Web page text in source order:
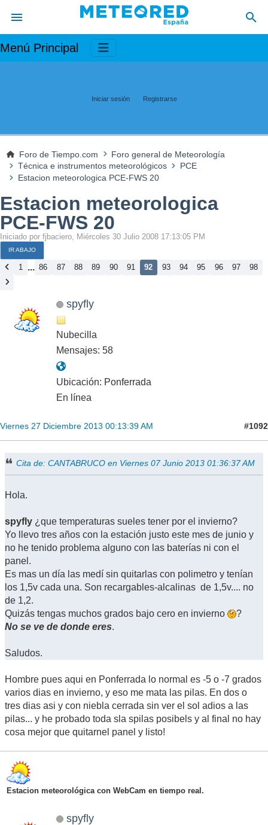
Menú Principal
Iniciar sesión Registrarse
Foro de Tiempo.com
Foro general de Meteorología
Técnica e instrumentos meteorológicos
PCE
Estacion meteorologica PCE-FWS 20
Estacion meteorologica
PCE-FWS 20
Iniciado por fjbaciero, Miércoles 30 Julio 2008 17:13:05 PM
IR ABAJO
1 ... 86 87 88 89 90 91 92 93 94 95 96 97 98
spyfly
Nubecilla
Mensajes: 58
Ubicación: Ponferrada
En línea
Viernes 27 Diciembre 2013 00:13:39 AM #1092
Cita de: CANTABRUCO en Viernes 07 Junio 2013 01:36:37 AM
Hola.
spyfly ¿que temperaturas sueles tener por el invierno?
Yo llevo tres años con la estación justo este mes de junio y
no he tenido problema alguno con las baterías ni con el
panel.
Es mas un día las medí sin quitarlas con polimetro y tenían
los 1,5v cada una. Son recargables-alcalinas de 1,5v.... no
de 1,2.
Quizás tengas muchos grados bajo cero en invierno
?
No se ve de donde eres.
Saludos.
Hombre pues aqui en Ponferrada lo normal es -5 o -7 grados
varios dias en invierno, y eso me mata las pilas. En dos o
tres dias asi y con niebla cerrada sin ver el sol adios a las
pilas... y he probado toda sla spilas posibels y al final no hay
cosa mejor que quitarnel panel y listo!
Estacion meteorológica con WebCam en tiempo real.
spyfly